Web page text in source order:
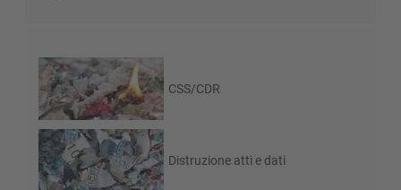
CSS/CDR
Distruzione atti e dati